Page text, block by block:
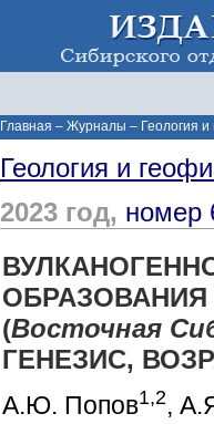
Главная – Журналы – Геология
Геология и
2023 год, номер
(Восточная
ГЕНЕЗИС,
А.Ю. Попов1,2,